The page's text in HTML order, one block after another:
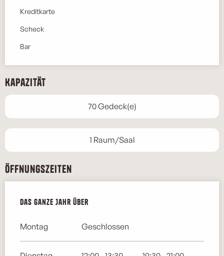
Kreditkarte
Scheck
Bar
Kapazität
70 Gedeck(e)
1 Raum/Saal
Öffnungszeiten
Das ganze Jahr über
Das ganze Jahr über
Montag Geschlossen